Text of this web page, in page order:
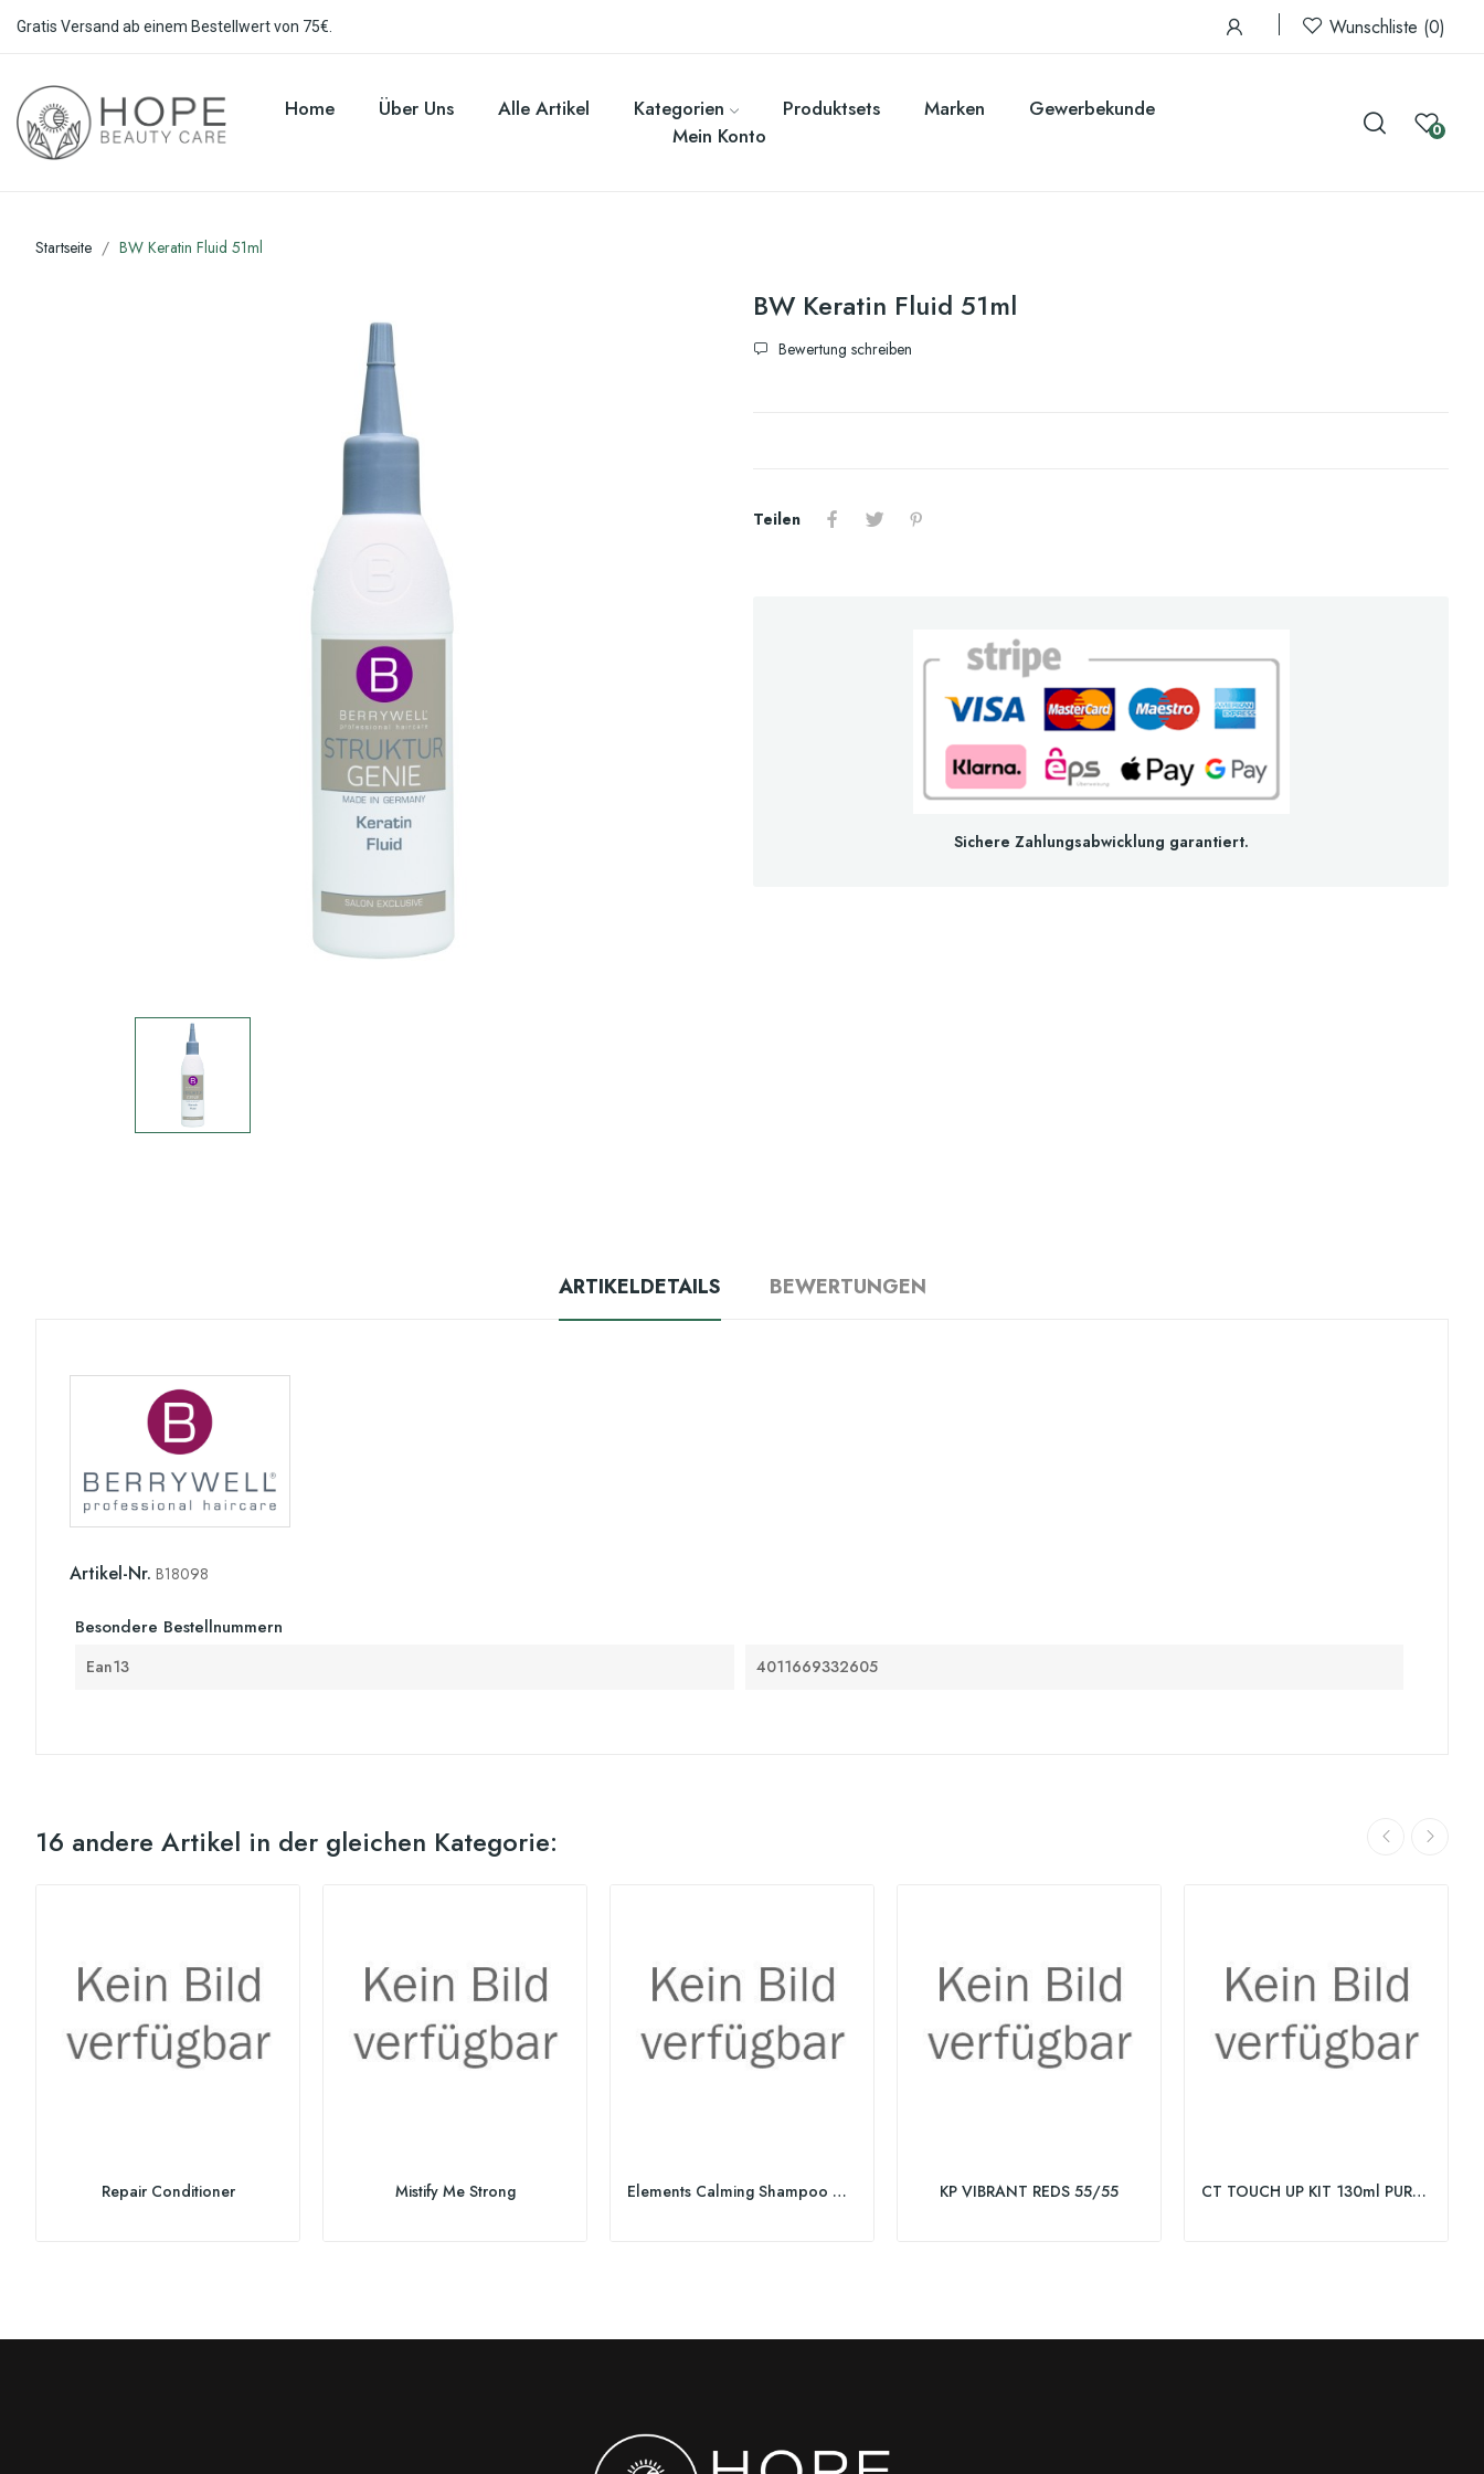
Gratis Versand ab einem Bestellwert von 75€. Wunschliste 0
Home Über Uns Alle Artikel Kategorien Produktsets Marken
Gewerbekunde
Mein Konto
0
Startseite BW Keratin Fluid 51ml
BW Keratin Fluid 51ml
Bewertung schreiben
Teilen
Sichere Zahlungsabwicklung garantiert.
ARTIKELDETAILS BEWERTUNGEN
Artikel-Nr. B18098
Besondere Bestellnummern
Ean13 4011669332605
16 andere Artikel in der gleichen Kategorie:
Repair Conditioner Mistify Me Strong Elements Calming Shampoo Nachfüllpack KP VIBRANT REDS 55/55 CT TOUCH UP KIT 130ml PURE_NATURALS 3/0